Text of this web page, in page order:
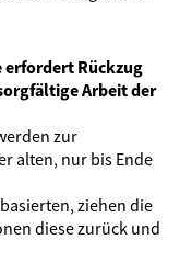
erfordert Rückzug
Arbeit der
zur
alten, nur bis Ende
ziehen die
diese zurück und